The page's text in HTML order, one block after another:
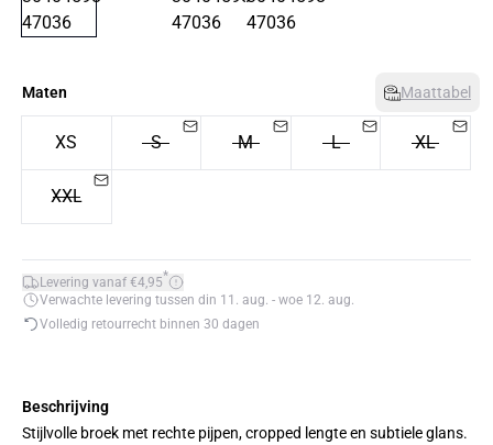
Maten Maattabel
XS S M L XL
XXL
Levering vanaf €4,95*
Verwachte levering tussen din 11. aug. - woe 12. aug.
Volledig retourrecht binnen 30 dagen
Beschrijving
Stijlvolle broek met rechte pijpen, cropped lengte en subtiele glans.